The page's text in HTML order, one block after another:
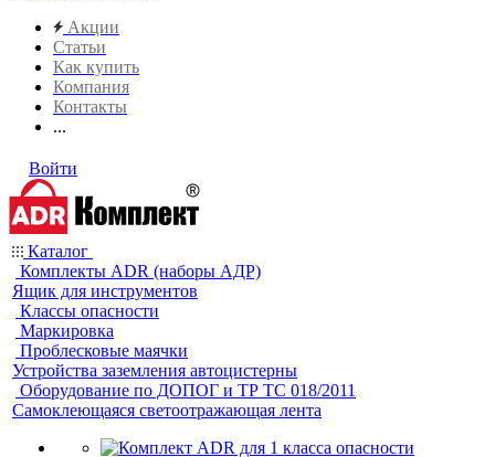
Акции
Статьи
Как купить
Компания
Контакты
...
Войти
Каталог
Комплекты ADR (наборы АДР)
Ящик для инструментов
Классы опасности
Маркировка
Проблесковые маячки
Устройства заземления автоцистерны
Оборудование по ДОПОГ и ТР ТС 018/2011
Самоклеющаяся светоотражающая лента